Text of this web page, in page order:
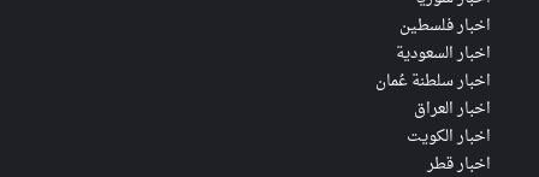
اخبار فلسطين
اخبار السعودية
اخبار سلطنة عُمان
اخبار العراق
اخبار الكويت
اخبار قطر